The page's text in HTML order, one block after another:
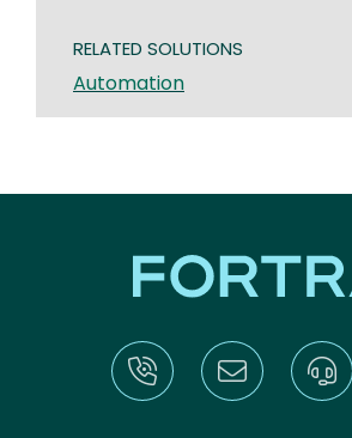
RELATED SOLUTIONS
Automation